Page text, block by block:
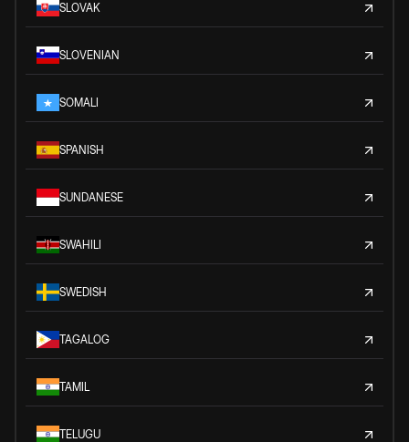
SLOVAK
SLOVENIAN
SOMALI
SPANISH
SUNDANESE
SWAHILI
SWEDISH
TAGALOG
TAMIL
TELUGU